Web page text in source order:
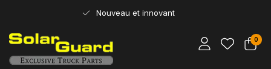
Nouveau et innovant
0